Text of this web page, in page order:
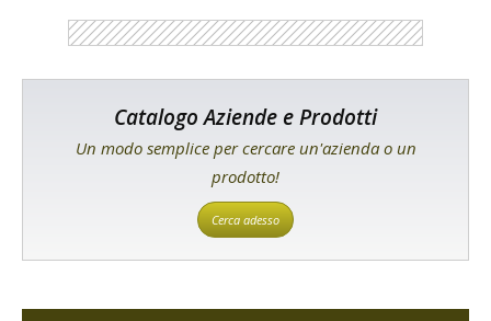
Catalogo Aziende e Prodotti
Un modo semplice per cercare un'azienda o un
prodotto!
Cerca adesso